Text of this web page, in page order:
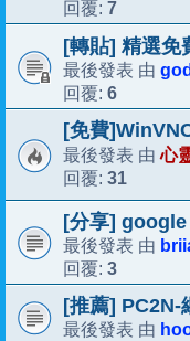
回覆: 7
[轉貼] 精選免
最後發表 由
回覆: 6
[免費
最後發表 由心
回覆: 31
[分享]
最後發表 由
回覆: 3
[推薦] PC2N-
最後發表 由